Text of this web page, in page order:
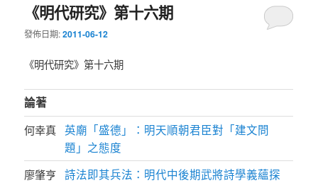
《明代研究》第十六期
發佈日期:2011-06-12
《明代研究》第十六期
論著
何幸真 英廟「盛德」：明天順朝君臣對「建文問
題」之態度
廖肇亨 詩法即其兵法：明代中後期武將詩學義蘊探